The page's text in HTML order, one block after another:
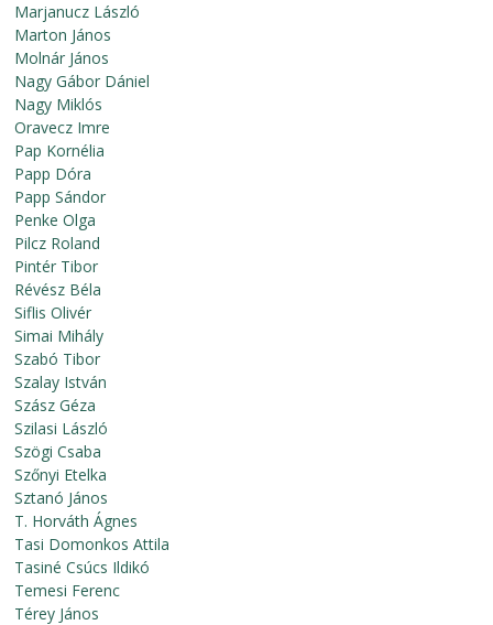
Marjanucz László
Marton János
Molnár János
Nagy Gábor Dániel
Nagy Miklós
Oravecz Imre
Pap Kornélia
Papp Dóra
Papp Sándor
Penke Olga
Pilcz Roland
Pintér Tibor
Révész Béla
Siflis Olivér
Simai Mihály
Szabó Tibor
Szalay István
Szász Géza
Szilasi László
Szögi Csaba
Szőnyi Etelka
Sztanó János
T. Horváth Ágnes
Tasi Domonkos Attila
Tasiné Csúcs Ildikó
Temesi Ferenc
Térey János